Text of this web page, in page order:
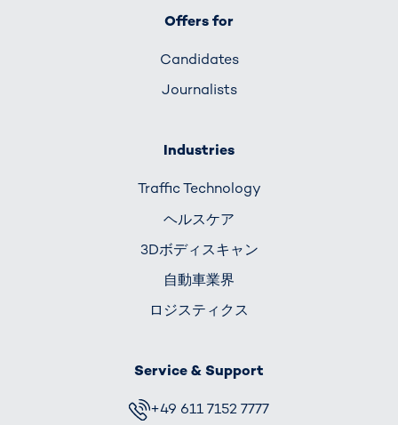
Offers for
Candidates
Journalists
Industries
Traffic Technology
ヘルスケア
3Dボディスキャン
自動車業界
ロジスティクス
Service & Support
+49 611 7152 7777